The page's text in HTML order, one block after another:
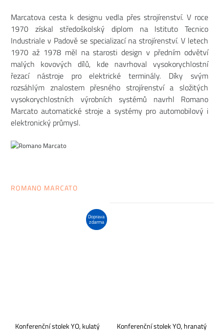
Marcatova cesta k designu vedla přes strojírenství. V roce
1970 získal středoškolský diplom na Istituto Tecnico
Industriale v Padově se specializací na strojírenství. V letech
1970 až 1978 měl na starosti design v předním odvětví
malých kovových dílů, kde navrhoval vysokorychlostní
řezací nástroje pro elektrické terminály. Díky svým
rozsáhlým znalostem přesného strojírenství a složitých
vysokorychlostních výrobních systémů navrhl Romano
Marcato automatické stroje a systémy pro automobilový i
elektronický průmysl.
ROMANO MARCATO
Doprava
zdarma
Konferenční stolek YO, kulatý Konferenční stolek YO, hranatý